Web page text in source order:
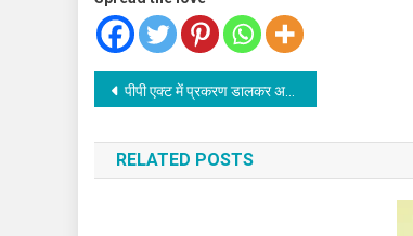
Post
navigation
पीपी एक्ट में प्रकरण डालकर अपनी जिम्मेदारियों से नहीं हो सकते विभाग विमुखःडीएम
RELATED POSTS